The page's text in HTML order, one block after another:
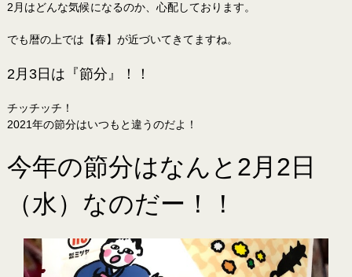
2月はどんな気候になるのか、心配しております。
でも暦の上では【春】が近づいてきてますね。
2月3日は『節分』！！
チッチッチ！
2021年の節分はいつもと違うのだよ！
今年の節分はなんと2月2日
（水）なのだー！！